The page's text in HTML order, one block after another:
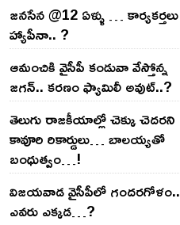
జనసేన @12 ఏళ్ళు … కార్యకర్తలు
హ్యాపీనా.. ?
ఆమంచికి వైసీపీ కండువా వేస్తోన్న
జ‌గ‌న్‌.. క‌ర‌ణం ఫ్యామిలీ అవుట్‌..?
తెలుగు రాజ‌కీయాల్లో చెక్కు చెద‌ర‌ని
కావూరి రికార్డులు… బాల‌య్యతో
బంధుత్వం…!
విజ‌య‌వాడ వైసీపీలో గంద‌ర‌గోళం..
ఎవ‌రు ఎక్క‌డ‌…?